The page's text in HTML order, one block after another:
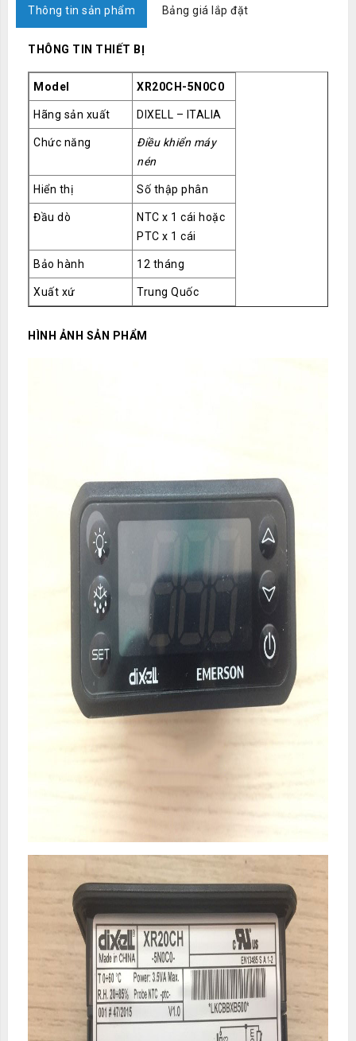
Thông tin sản phẩm Bảng giá lắp đặt
THÔNG TIN THIẾT BỊ
Model XR20CH-5N0C0
Hãng sản xuất DIXELL – ITALIA
Chức năng
Điều khiển máy
nén
Hiển thị Số thập phân
Đầu dò
NTC x 1 cái hoặc
PTC x 1 cái
Bảo hành 12 tháng
Xuất xứ Trung Quốc
HÌNH ẢNH SẢN PHẨM